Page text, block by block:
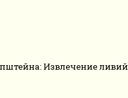
Извлечение